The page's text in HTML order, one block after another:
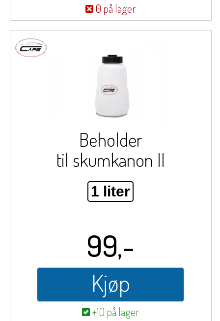
0 på lager
Beholder
til skumkanon II
1 liter
99,-
Kjøp
+10 på lager